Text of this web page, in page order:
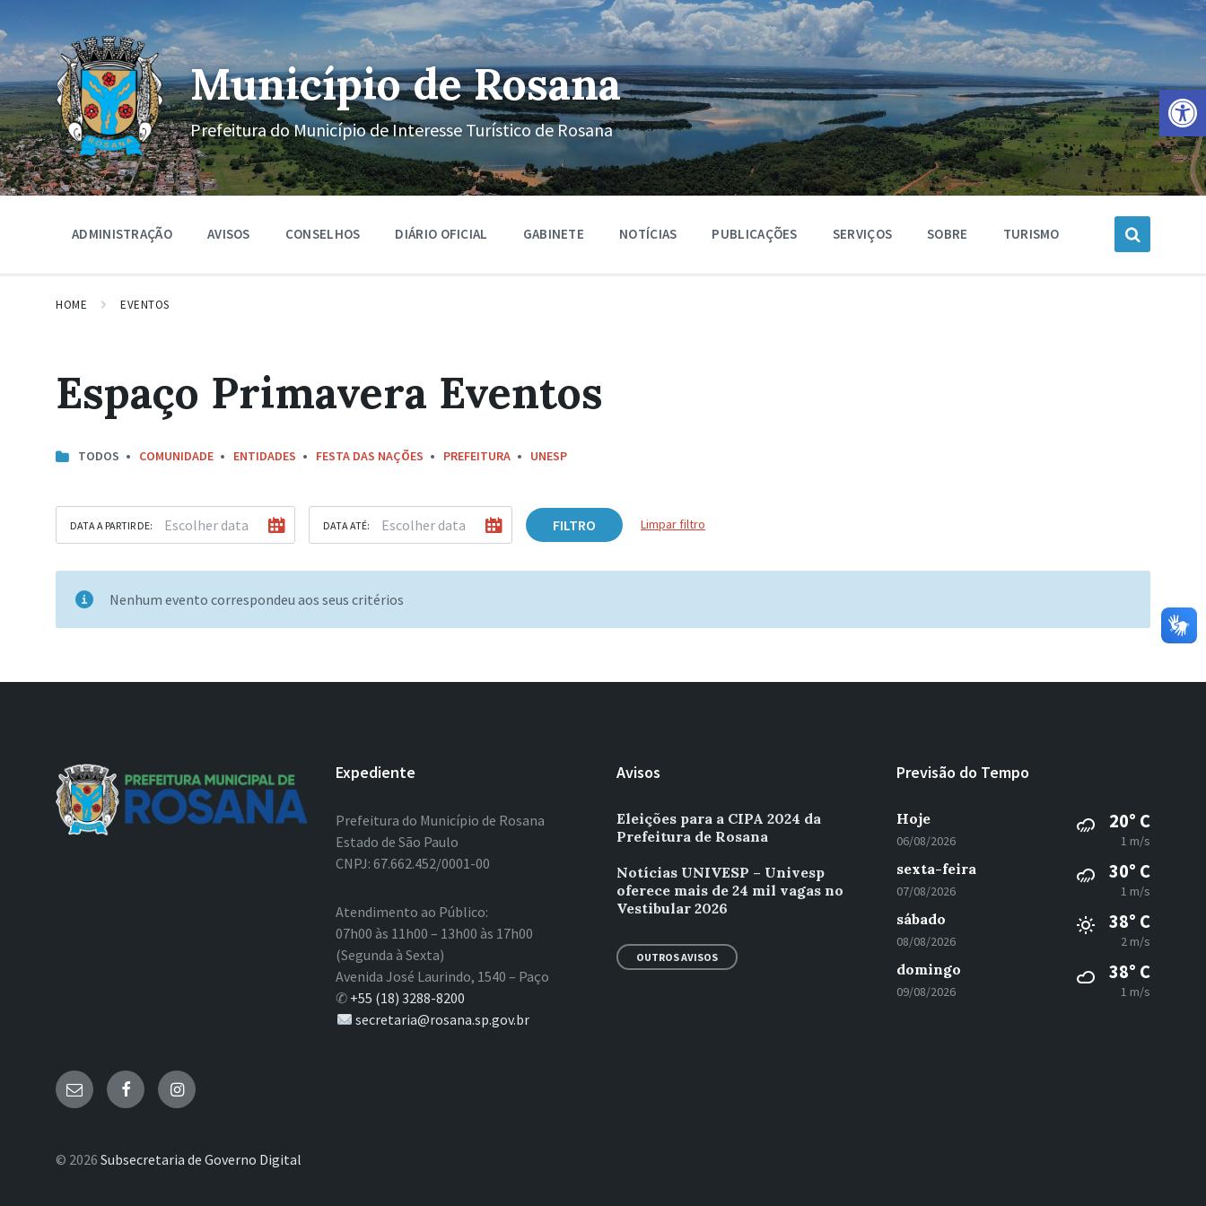
Barra de Ferramentas Aberta
o
conteúdo
a
navegação
principal
o
rodapé
Município de Rosana
Prefeitura do Município de Interesse Turístico de Rosana
ADMINISTRAÇÃO AVISOS CONSELHOS DIÁRIO OFICIAL GABINETE NOTÍCIAS PUBLICAÇÕES SERVIÇOS SOBRE TURISMO
HOME EVENTOS
Espaço Primavera Eventos
TODOS COMUNIDADE ENTIDADES FESTA DAS NAÇÕES PREFEITURA UNESP
DATA A PARTIR DE: DATA ATÉ: FILTRO Limpar filtro
Nenhum evento correspondeu aos seus critérios
Expediente
Prefeitura do Município de Rosana
Estado de São Paulo
CNPJ: 67.662.452/0001-00
Atendimento ao Público:
07h00 às 11h00 – 13h00 às 17h00
(Segunda à Sexta)
Avenida José Laurindo, 1540 – Paço
✆ +55 (18) 3288-8200
secretaria@rosana.sp.gov.br
Avisos
Eleições para a CIPA 2024 da
Prefeitura de Rosana
Notícias UNIVESP – Univesp
oferece mais de 24 mil vagas no
Vestibular 2026
OUTROS AVISOS
Previsão do Tempo
Hoje
06/08/2026
20° C
1 m/s
sexta-feira
07/08/2026
30° C
1 m/s
sábado
08/08/2026
38° C
2 m/s
domingo
09/08/2026
38° C
1 m/s
E- FacebookInstagram
© 2026 Subsecretaria de Governo Digital